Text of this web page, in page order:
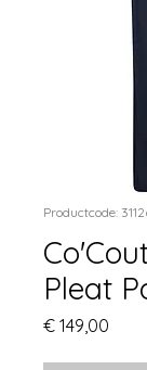
Productcode:
Pleat
€ 149,00